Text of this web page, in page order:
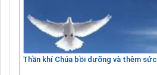
Thần khí Chúa bồi dưỡng và thêm sức